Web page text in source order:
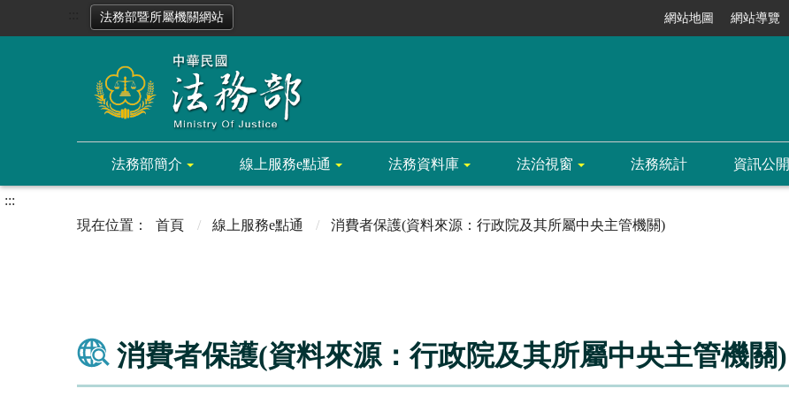
法務部暨所屬機關網站 網站地圖 網站導覽
法務部簡介 線上服務e點通 法務資料庫 法治視窗 法務統計 資訊公開
:::
首頁
線上服務e點通 消費者保護(資料來源：行政院及其所屬中央主管機關)
消費者保護(資料來源：行政院及其所屬中央主管機關)